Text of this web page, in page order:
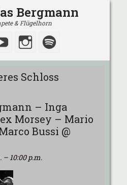
Bergmann
& Flügelhorn
YouTubeInstagram
Schloss
– Inga
Morsey – Mario
Bussi @
– 10:00 p.m.